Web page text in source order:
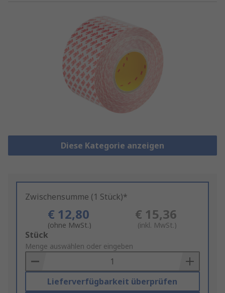
Diese Kategorie anzeigen
Zwischensumme (1 Stück)*
€ 12,80
(ohne MwSt.)
€ 15,36
(inkl. MwSt.)
Add
to
Basket
Stück
Menge auswählen oder eingeben
Lieferverfügbarkeit überprüfen